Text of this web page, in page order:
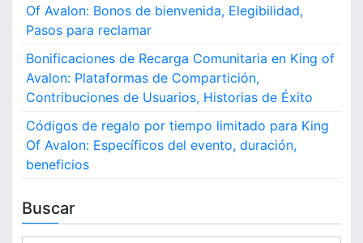
Of Avalon: Bonos de bienvenida, Elegibilidad,
Pasos para reclamar
Bonificaciones de Recarga Comunitaria en King of
Avalon: Plataformas de Compartición,
Contribuciones de Usuarios, Historias de Éxito
Códigos de regalo por tiempo limitado para King
Of Avalon: Específicos del evento, duración,
beneficios
Buscar